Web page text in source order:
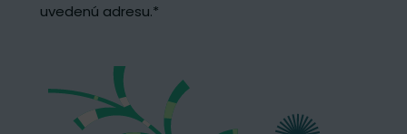
uvedenú adresu.*